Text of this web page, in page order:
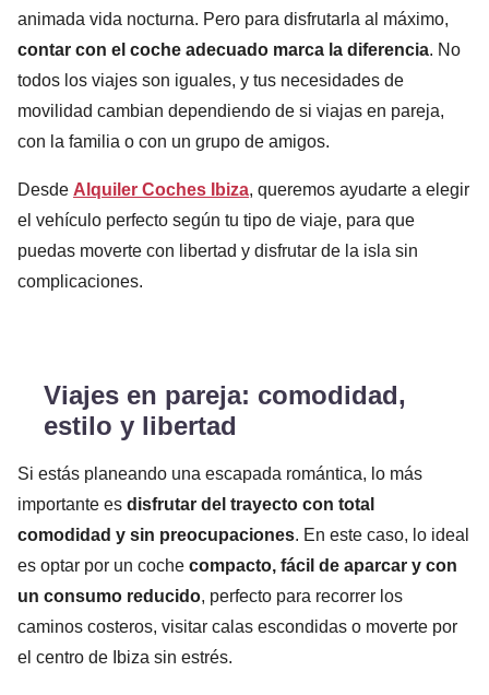
animada vida nocturna. Pero para disfrutarla al máximo,
contar con el coche adecuado marca la diferencia. No
todos los viajes son iguales, y tus necesidades de
movilidad cambian dependiendo de si viajas en pareja,
con la familia o con un grupo de amigos.
Desde Alquiler Coches Ibiza, queremos ayudarte a elegir
el vehículo perfecto según tu tipo de viaje, para que
puedas moverte con libertad y disfrutar de la isla sin
complicaciones.
Viajes en pareja: comodidad,
estilo y libertad
Si estás planeando una escapada romántica, lo más
importante es disfrutar del trayecto con total
comodidad y sin preocupaciones. En este caso, lo ideal
es optar por un coche compacto, fácil de aparcar y con
un consumo reducido, perfecto para recorrer los
caminos costeros, visitar calas escondidas o moverte por
el centro de Ibiza sin estrés.